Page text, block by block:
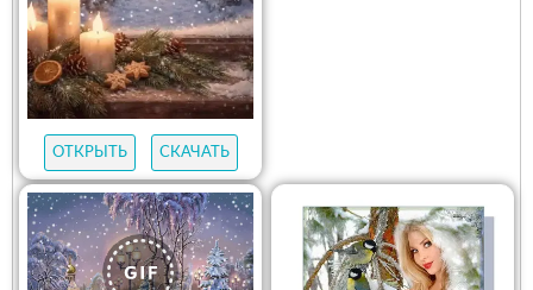
ОТКРЫТЬ СКАЧАТЬ